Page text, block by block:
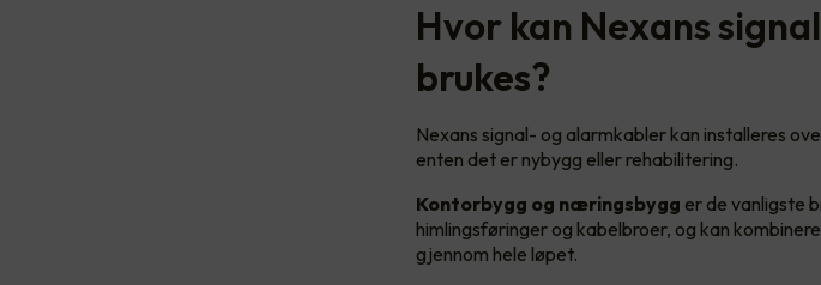
Hvor kan Nexans
brukes?
Nexans signal- og alarmkabler kan installeres
enten det er nybygg eller rehabilitering.
Kontorbygg og næringsbygg er de vanligste
himlingsføringer og kabelbroer, og kan
gjennom hele løpet.